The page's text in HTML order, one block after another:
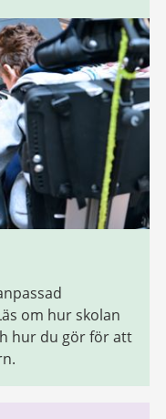
om hur skolan
hur du gör för att